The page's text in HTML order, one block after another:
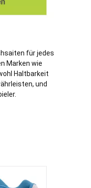
für jedes
Marken wie
Haltbarkeit
und